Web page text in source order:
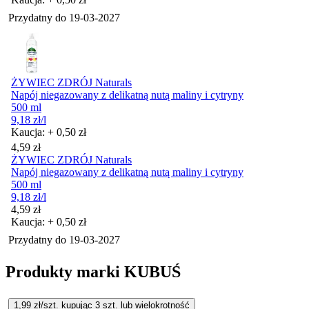
Przydatny do 19-03-2027
ŻYWIEC ZDRÓJ Naturals
Napój niegazowany z delikatną nutą maliny i cytryny
500 ml
9,18 zł/l
Kaucja: + 0,50 zł
Cena
4,59 zł
ŻYWIEC ZDRÓJ Naturals
Napój niegazowany z delikatną nutą maliny i cytryny
500 ml
9,18 zł/l
Cena
4,59 zł
Kaucja: + 0,50 zł
Przydatny do 19-03-2027
Produkty marki KUBUŚ
1,99 zł/szt. kupując 3 szt. lub wielokrotność